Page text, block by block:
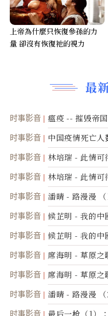
最
时事影音 瘟疫 -- 摧毁帝
时事影音 中国疫情死亡
时事影音 林培瑞 - 此情可
时事影音 林培瑞 - 此情可
时事影音 潘晴 - 路漫漫 （
时事影音 候芷明 - 我的中
时事影音 候芷明 - 我的中
时事影音 席海明 - 草原之
时事影音 席海明 - 草原之
时事影音 潘晴 - 路漫漫 （
时事影音
上帝為什麼只恢復參孫的力
量 卻沒有恢復祂的視力